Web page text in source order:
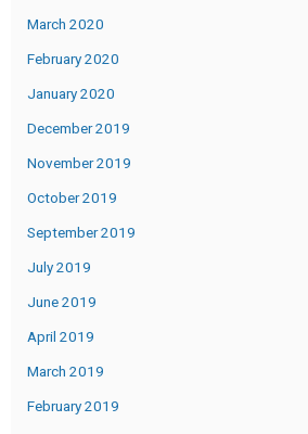
March 2020
February 2020
January 2020
December 2019
November 2019
October 2019
September 2019
July 2019
June 2019
April 2019
March 2019
February 2019